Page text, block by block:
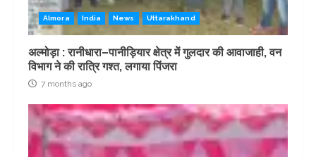
Almora India News Uttarakhand
अल्मोड़ा : रानीधारा–पानीड़ियार क्षेत्र में गुलदार की आवाजाही, वन
विभाग ने की रात्रि गश्त, लगाया पिंजरा
7 months ago